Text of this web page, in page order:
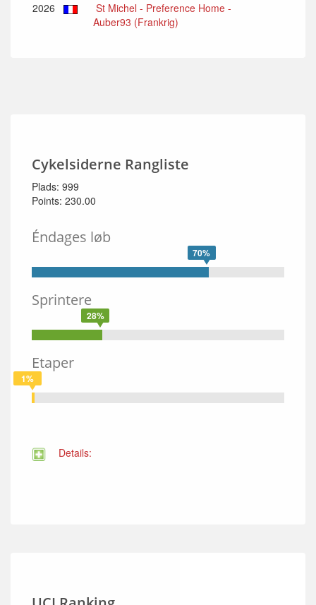
2026
St Michel - Preference Home -
Auber93 (Frankrig)
Cykelsiderne Rangliste
Plads: 999
Points: 230.00
Éndages løb
70%
Sprintere
28%
Etaper
1%
Details: